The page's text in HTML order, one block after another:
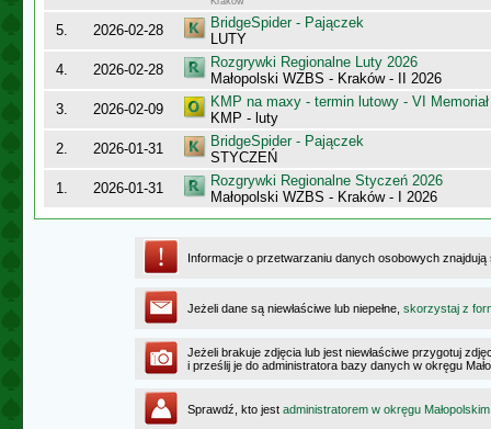
5. 2026-02-28
BridgeSpider - Pajączek
LUTY
4.
2026-02-28
Rozgrywki Regionalne Luty 2026
Małopolski WZBS - Kraków - II 2026
3.
2026-02-09
KMP na maxy - termin lutowy - VI
KMP - luty
2.
2026-01-31
BridgeSpider - Pajączek
STYCZEŃ
1.
2026-01-31
Rozgrywki Regionalne Styczeń 2026
Małopolski WZBS - Kraków - I 2026
Informacje o przetwarzaniu danych osobowych
Jeżeli dane są niewłaściwe lub niepełne, skorzystaj z
Jeżeli brakuje zdjęcia lub jest niewłaściwe przygotuj
i prześlij je do administratora bazy danych w okręgu
Sprawdź, kto jest administratorem w okręgu Małopolskim